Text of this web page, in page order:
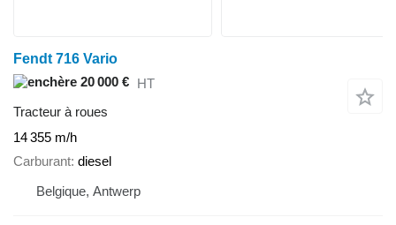
Fendt 716 Vario
20 000 € HT
Tracteur à roues
14 355 m/h
Carburant diesel
Belgique, Antwerp